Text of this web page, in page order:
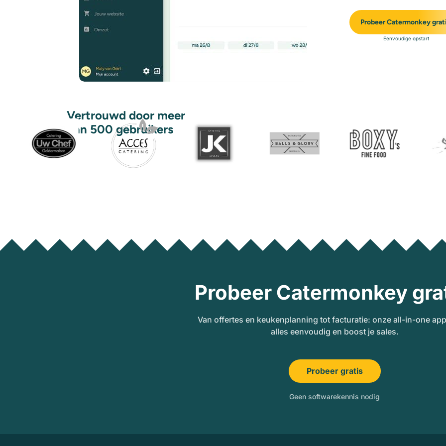
Probeer Catermonkey
Eenvoudige opstart
Vertrouwd door meer
dan 500 gebruikers
Probeer Catermonkey
Van offertes en keukenplanning tot facturatie: onze all-in-one
alles eenvoudig en boost je sales.
Probeer gratis
Geen softwarekennis nodig